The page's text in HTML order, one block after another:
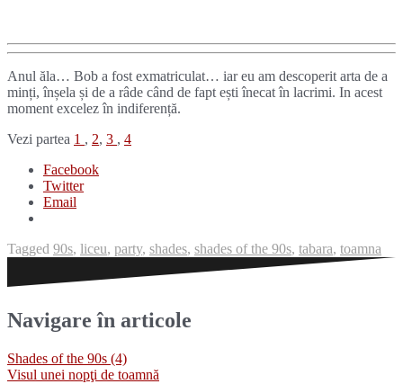
Anul ăla… Bob a fost exmatriculat… iar eu am descoperit arta de a
minți, înșela și de a râde când de fapt ești înecat în lacrimi. In acest
moment excelez în indiferență.
Vezi partea 1 , 2, 3 , 4
Facebook
Twitter
Email
Tagged 90s, liceu, party, shades, shades of the 90s, tabara, toamna
Navigare în articole
Shades of the 90s (4)
Visul unei nopţi de toamnă